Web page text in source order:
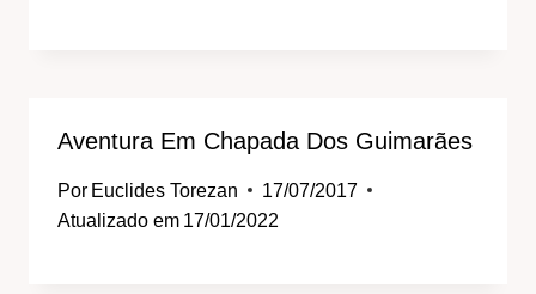
Aventura Em Chapada Dos Guimarães
Por Euclides Torezan
17/07/2017
Atualizado em 17/01/2022